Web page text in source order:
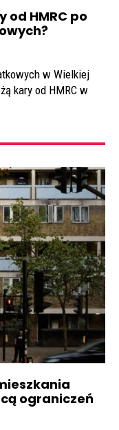
od HMRC po
w Wielkiej
kary od HMRC w
ograniczeń